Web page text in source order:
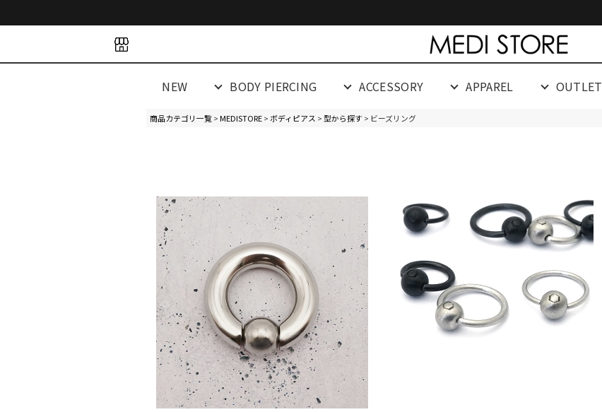
NEW BODY PIERCING ACCESSORY APPAREL OUTLET
商品カテゴリ一覧>MEDISTORE> ボディピアス >型から探す > ビーズリング